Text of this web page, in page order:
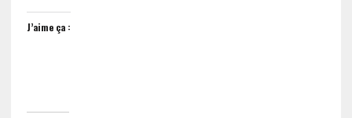
J’aime ça :